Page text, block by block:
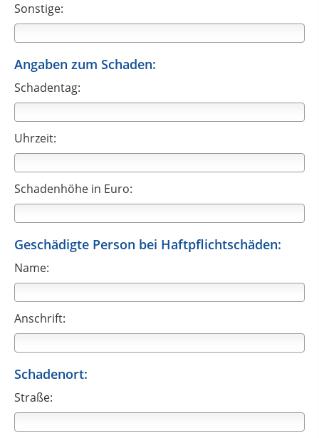
Sonstige:
Angaben zum Schaden:
Schadentag:
Uhrzeit:
Schadenhöhe in Euro:
Geschädigte Person bei Haftpflichtschäden:
Name:
Anschrift:
Schadenort:
Straße: